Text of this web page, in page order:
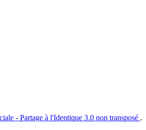
- Partage à l'Identique 3.0 non transposé .